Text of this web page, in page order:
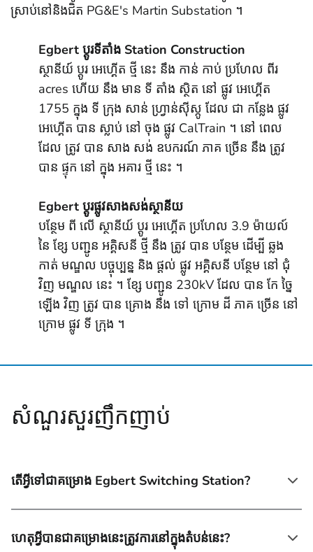
ស្រាប់នៅនិងជិត PG&E's Martin Substation ។
Egbert ប្តូរទីតាំង Station Construction
ស្ថានីយ៍ ប្តូរ អេហ្គើត ថ្មី នេះ នឹង កាន់ កាប់ ប្រហែល ពីរ
acres ហើយ នឹង មាន ទី តាំង ស្ថិត នៅ ផ្លូវ អេហ្គើត
1755 ក្នុង ទី ក្រុង សាន់ ហ្វ្រាន់ស៊ីស្កូ ដែល ជា កន្លែង ផ្លូវ
អេហ្គើត បាន ស្លាប់ នៅ ចុង ផ្លូវ CalTrain ។ នៅ ពេល
ដែល ត្រូវ បាន សាង សង់ ឧបករណ៍ ភាគ ច្រើន នឹង ត្រូវ
បាន ផ្ទុក នៅ ក្នុង អគារ ថ្មី នេះ ។
Egbert ប្តូរផ្លូវសាងសង់ស្ថានីយ
បន្ថែម ពី លើ ស្ថានីយ៍ ប្តូរ អេហ្គើត ប្រហែល 3.9 ម៉ាយល៍
នៃ ខ្សែ បញ្ជូន អគ្គិសនី ថ្មី នឹង ត្រូវ បាន បន្ថែម ដើម្បី ឆ្លង
កាត់ មណ្ឌល បច្ចុប្បន្ន និង ផ្តល់ ផ្លូវ អគ្គិសនី បន្ថែម នៅ ជុំ
វិញ មណ្ឌល នេះ ។ ខ្សែ បញ្ជូន 230kV ដែល បាន កែ ច្នៃ
ឡើង វិញ ត្រូវ បាន គ្រោង នឹង ទៅ ក្រោម ដី ភាគ ច្រើន នៅ
ក្រោម ផ្លូវ ទី ក្រុង ។
សំណួរ​សួរញឹកញាប់
តើអ្វីទៅជាគម្រោង Egbert Switching Station?
ហេតុអ្វីបានជាគម្រោងនេះត្រូវការនៅក្នុងតំបន់នេះ?